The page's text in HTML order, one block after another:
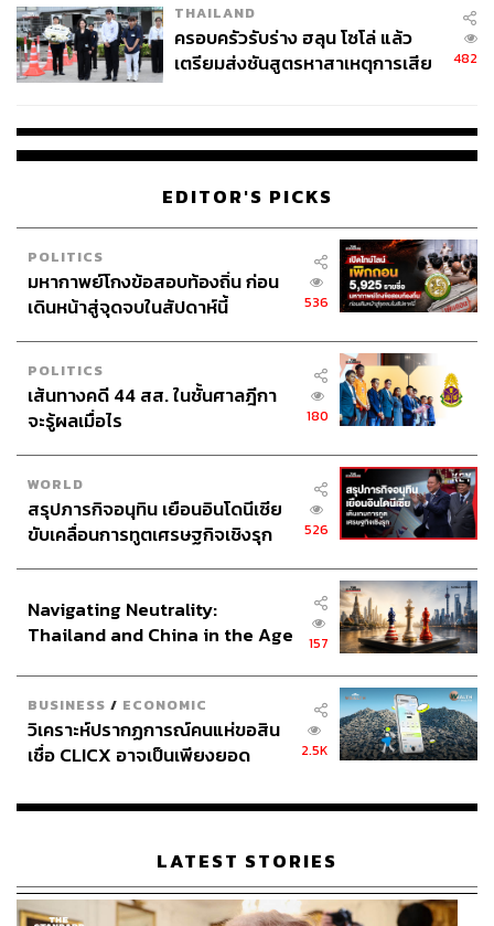
THAILAND
ครอบครัวรับร่าง ฮลุน โซโล่ แล้ว
เตรียมส่งชันสูตรหาสาเหตุการเสีย
482
EDITOR'S PICKS
POLITICS
มหากาพย์โกงข้อสอบท้องถิ่น ก่อน
เดินหน้าสู่จุดจบในสัปดาห์นี้
536
POLITICS
เส้นทางคดี 44 สส. ในชั้นศาลฎีกา
จะรู้ผลเมื่อไร
180
WORLD
สรุปภารกิจอนุทิน เยือนอินโดนีเซีย
ขับเคลื่อนการทูตเศรษฐกิจเชิงรุก
526
Navigating Neutrality:
Thailand and China in the Age
157
BUSINESS / ECONOMIC
วิเคราะห์ปรากฏการณ์คนแห่ขอสิน
เชื่อ CLICX อาจเป็นเพียงยอด
เรือนไทยที่ถูกซุกไว้
2.5K
LATEST STORIES